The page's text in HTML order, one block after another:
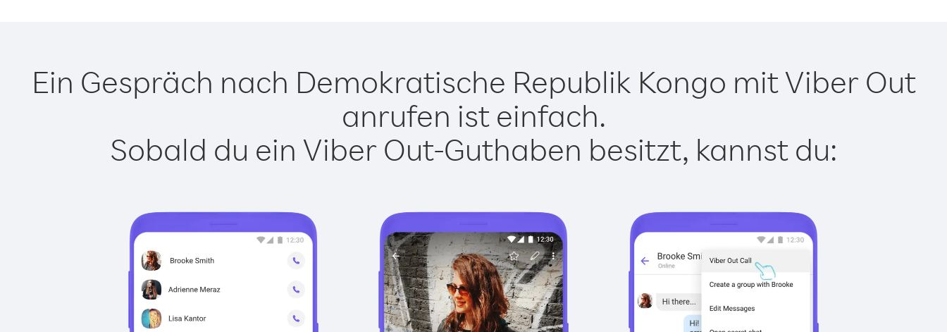
Ein Gespräch nach Demokratische Republik Kongo mit Viber Out
anrufen ist einfach.
Sobald du ein Viber Out-Guthaben besitzt, kannst du: